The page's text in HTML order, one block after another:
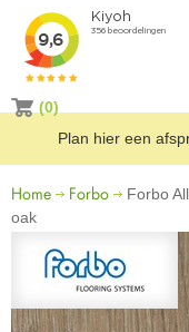
(0)
Plan hier een
Home Forbo
Forbo
oak